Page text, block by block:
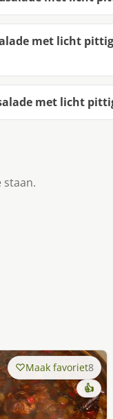
met licht
met licht
Maak favoriet8
👍